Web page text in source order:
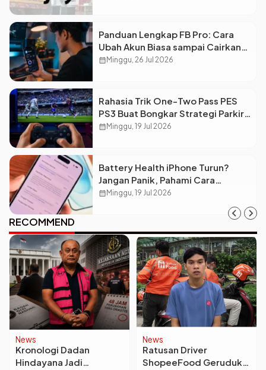
Panduan Lengkap FB Pro: Cara
Ubah Akun Biasa sampai Cairkan
Dolar ke Rekening
calendar_month Minggu, 26 Jul 2026
Rahasia Trik One-Two Pass PES
PS3 Buat Bongkar Strategi Parkir
Bus Lawan
calendar_month Minggu, 19 Jul 2026
Battery Health iPhone Turun?
Jangan Panik, Pahami Cara
Merawatnya Biar Awet!
calendar_month Minggu, 19 Jul 2026
RECOMMEND
News
Kronologi Dadan
Hindayana Jadi
News
Ratusan Driver
ShopeeFood Geruduk